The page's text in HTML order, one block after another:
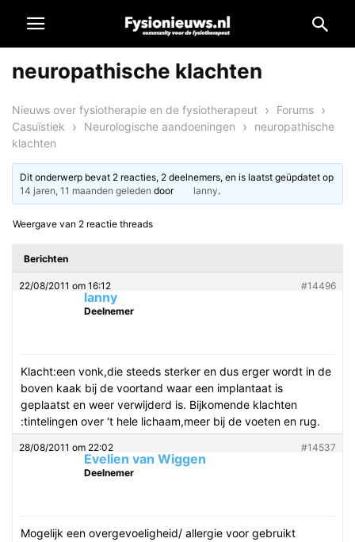
neuropathische klachten
Nieuws over fysiotherapie en de fysiotherapeut › Forums ›
Casuïstiek › Neurologische aandoeningen ›
neuropathische
klachten
Dit onderwerp bevat 2 reacties, 2 deelnemers, en is laatst geüpdatet op
14 jaren, 11 maanden geleden door lanny.
Weergave van 2 reactie threads
Berichten
22/08/2011 om 16:12 #14496
lanny
Deelnemer
Klacht:een vonk,die steeds sterker en dus erger wordt in de
boven kaak bij de voortand waar een implantaat is
geplaatst en weer verwijderd is. Bijkomende klachten
:tintelingen over ‘t hele lichaam,meer bij de voeten en rug.
28/08/2011 om 22:02 #14537
Evelien van Wiggen
Deelnemer
Mogelijk een overgevoeligheid/ allergie voor gebruikt